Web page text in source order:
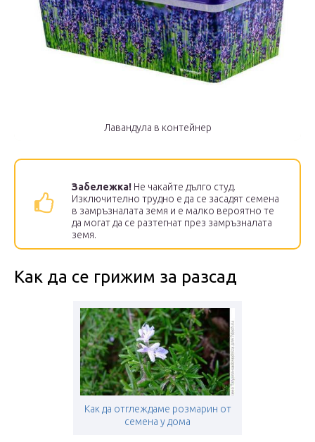
Лавандула в контейнер
Забележка! Не чакайте дълго студ.
Изключително трудно е да се засадят семена
в замръзналата земя и е малко вероятно те
да могат да се разтегнат през замръзналата
земя.
Как да се грижим за разсад
Как да отглеждаме розмарин от
семена у дома